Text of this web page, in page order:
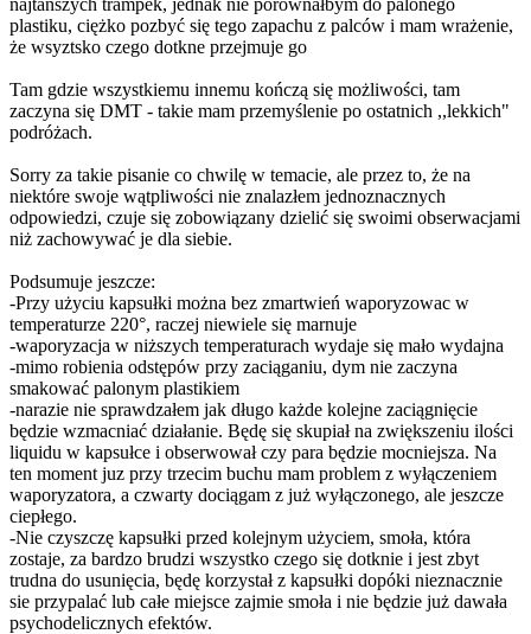
plastiku, ciężko pozbyć się tego zapachu z palców i mam wrażenie,
że wsyztsko czego dotkne przejmuje go
Tam gdzie wszystkiemu innemu kończą się możliwości, tam
zaczyna się DMT - takie mam przemyślenie po ostatnich ,,lekkich"
podróżach.
Sorry za takie pisanie co chwilę w temacie, ale przez to, że na
niektóre swoje wątpliwości nie znalazłem jednoznacznych
odpowiedzi, czuje się zobowiązany dzielić się swoimi obserwacjami
niż zachowywać je dla siebie.
Podsumuje jeszcze:
-Przy użyciu kapsułki można bez zmartwień waporyzowac w
temperaturze 220°, raczej niewiele się marnuje
-waporyzacja w niższych temperaturach wydaje się mało wydajna
-mimo robienia odstępów przy zaciąganiu, dym nie zaczyna
smakować palonym plastikiem
-narazie nie sprawdzałem jak długo każde kolejne zaciągnięcie
będzie wzmacniać działanie. Będę się skupiał na zwiększeniu ilości
liquidu w kapsułce i obserwował czy para będzie mocniejsza. Na
ten moment juz przy trzecim buchu mam problem z wyłączeniem
waporyzatora, a czwarty dociągam z już wyłączonego, ale jeszcze
ciepłego.
-Nie czyszczę kapsułki przed kolejnym użyciem, smoła, która
zostaje, za bardzo brudzi wszystko czego się dotknie i jest zbyt
trudna do usunięcia, będę korzystał z kapsułki dopóki nieznacznie
sie przypalać lub całe miejsce zajmie smoła i nie będzie już dawała
psychodelicznych efektów.